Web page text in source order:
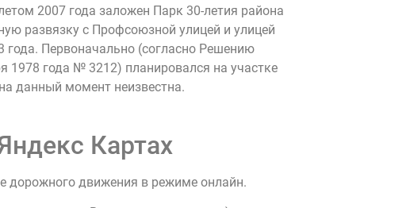
2007 года заложен Парк 30-летия района
развязку с Профсоюзной улицей и улицей
года. Первоначально (согласно Решению
1978 года № 3212) планировался на участке
данный момент неизвестна.
Картах
дорожного движения в режиме онлайн.